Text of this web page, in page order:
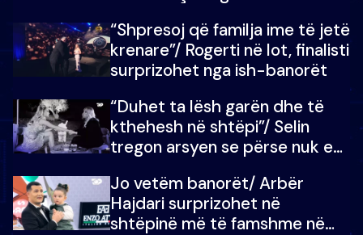
mban dot lotët: Nuk meritoj…
“Shpresoj që familja ime të jetë
krenare”/ Rogerti në lot, finalisti
surprizohet nga ish-banorët
“Duhet ta lësh garën dhe të
kthehesh në shtëpi”/ Selin
tregon arsyen se përse nuk e
çoja luftën time deri në fund
Jo vetëm banorët/ Arbër
Hajdari surprizohet në
shtëpinë më të famshme në